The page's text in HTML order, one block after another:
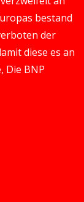
bestand
der
diese es an
Die BNP